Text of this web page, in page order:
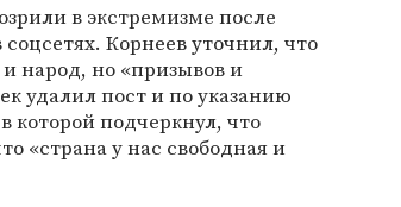
в экстремизме после
Корнеев уточнил, что
и народ, но «призывов и
удалил пост и по указанию
которой подчеркнул, что
«страна у нас свободная и